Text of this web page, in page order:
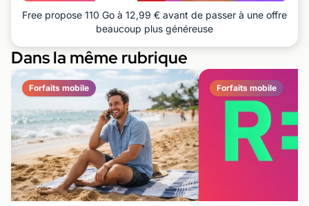
Free propose 110 Go à 12,99 € avant de passer à une offre
beaucoup plus généreuse
Dans la même rubrique
Forfaits mobile Forfaits mobile